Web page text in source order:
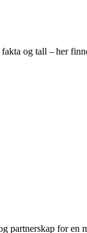
og tall – her
partnerskap for